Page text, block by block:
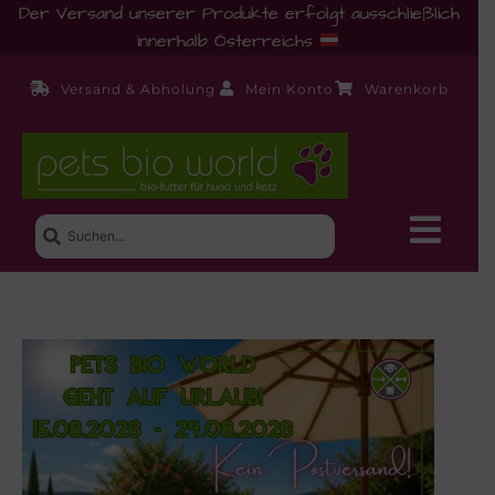
Der Versand unserer Produkte erfolgt ausschließlich
innerhalb Österreichs
.
Versand & Abholung Mein Konto Warenkorb
Neue Produkte
Shop
Ernährungsberatung!
Startseite